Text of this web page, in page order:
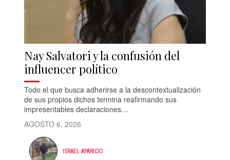
Nay Salvatori y la confusión del
influencer político
Todo el que busca adherirse a la descontextualización
de sus propios dichos termina reafirmando sus
impresentables declaraciones…
AGOSTO 6, 2026
ISRAEL APARICIO